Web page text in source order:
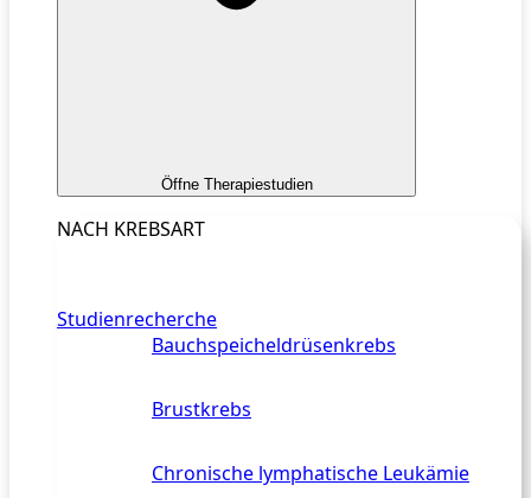
Öffne Therapiestudien
NACH KREBSART
Studienrecherche
Bauchspeicheldrüsenkrebs
Brustkrebs
Chronische lymphatische Leukämie